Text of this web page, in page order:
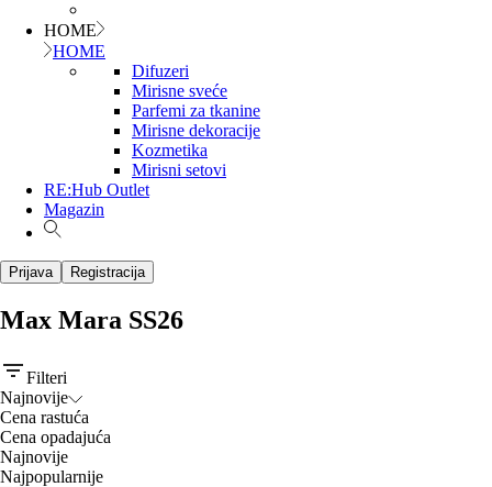
HOME
HOME
Difuzeri
Mirisne sveće
Parfemi za tkanine
Mirisne dekoracije
Kozmetika
Mirisni setovi
RE:Hub Outlet
Magazin
Prijava Registracija
Max Mara SS26
Filteri
Najnovije
Cena rastuća
Cena opadajuća
Najnovije
Najpopularnije